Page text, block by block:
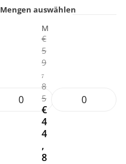
Mengen auswählen
M
€
5
9
,
8
5
€
4
4
,
8